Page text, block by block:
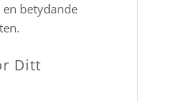
betydande
Ditt